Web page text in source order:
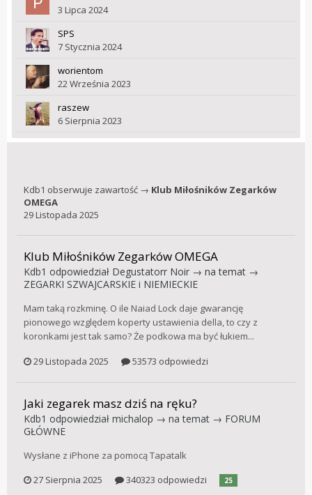
3 Lipca 2024
SPS
7 Stycznia 2024
worientom
22 Września 2023
raszew
6 Sierpnia 2023
Kdb1 obserwuje zawartość → Klub Miłośników Zegarków
OMEGA
29 Listopada 2025
Klub Miłośników Zegarków OMEGA
Kdb1 odpowiedział Degustatorr Noir → na temat →
ZEGARKI SZWAJCARSKIE i NIEMIECKIE
Mam taką rozkminę. O ile Naiad Lock daje gwarancję
pionowego względem koperty ustawienia della, to czy z
koronkami jest tak samo? Że podkowa ma być łukiem...
29 Listopada 2025
53573 odpowiedzi
Jaki zegarek masz dziś na ręku?
Kdb1 odpowiedział michalop → na temat → FORUM
GŁÓWNE
Wysłane z iPhone za pomocą Tapatalk
27 Sierpnia 2025
340323 odpowiedzi 25